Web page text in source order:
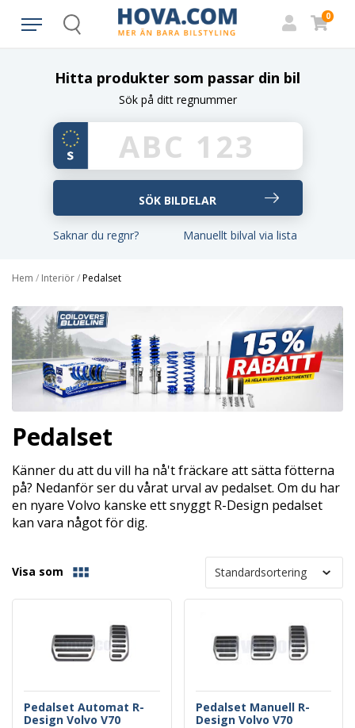
Search
0
Hitta produkter som passar din bil
Sök på ditt regnummer
Saknar du regnr? Manuellt bilval via lista
Hem / Interiör/Pedalset
Pedalset
Känner du att du vill ha nå't fräckare att sätta fötterna
på? Nedanför ser du vårat urval av pedalset. Om du har
en nyare Volvo kanske ett snyggt R-Design pedalset
kan vara något för dig.
Visa som
Pedalset Automat R-
Design Volvo V70
Pedalset Manuell R-
Design Volvo V70